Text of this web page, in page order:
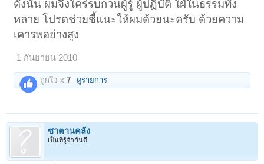
ดังนั้น ผมจึงใคร่รบกวนผู้รู้ ผู้ปฏิบัติ ใฝ่ในธรรมทั้ง
หลาย โปรดช่วยชี้แนะให้ผมด้วยนะครับ ด้วยความ
เคารพอย่างสูง
1 กันยายน 2010
ถูกใจ x7 ดูรายการ
ซาตานคลั่ง
เป็นที่รู้จักกันดี